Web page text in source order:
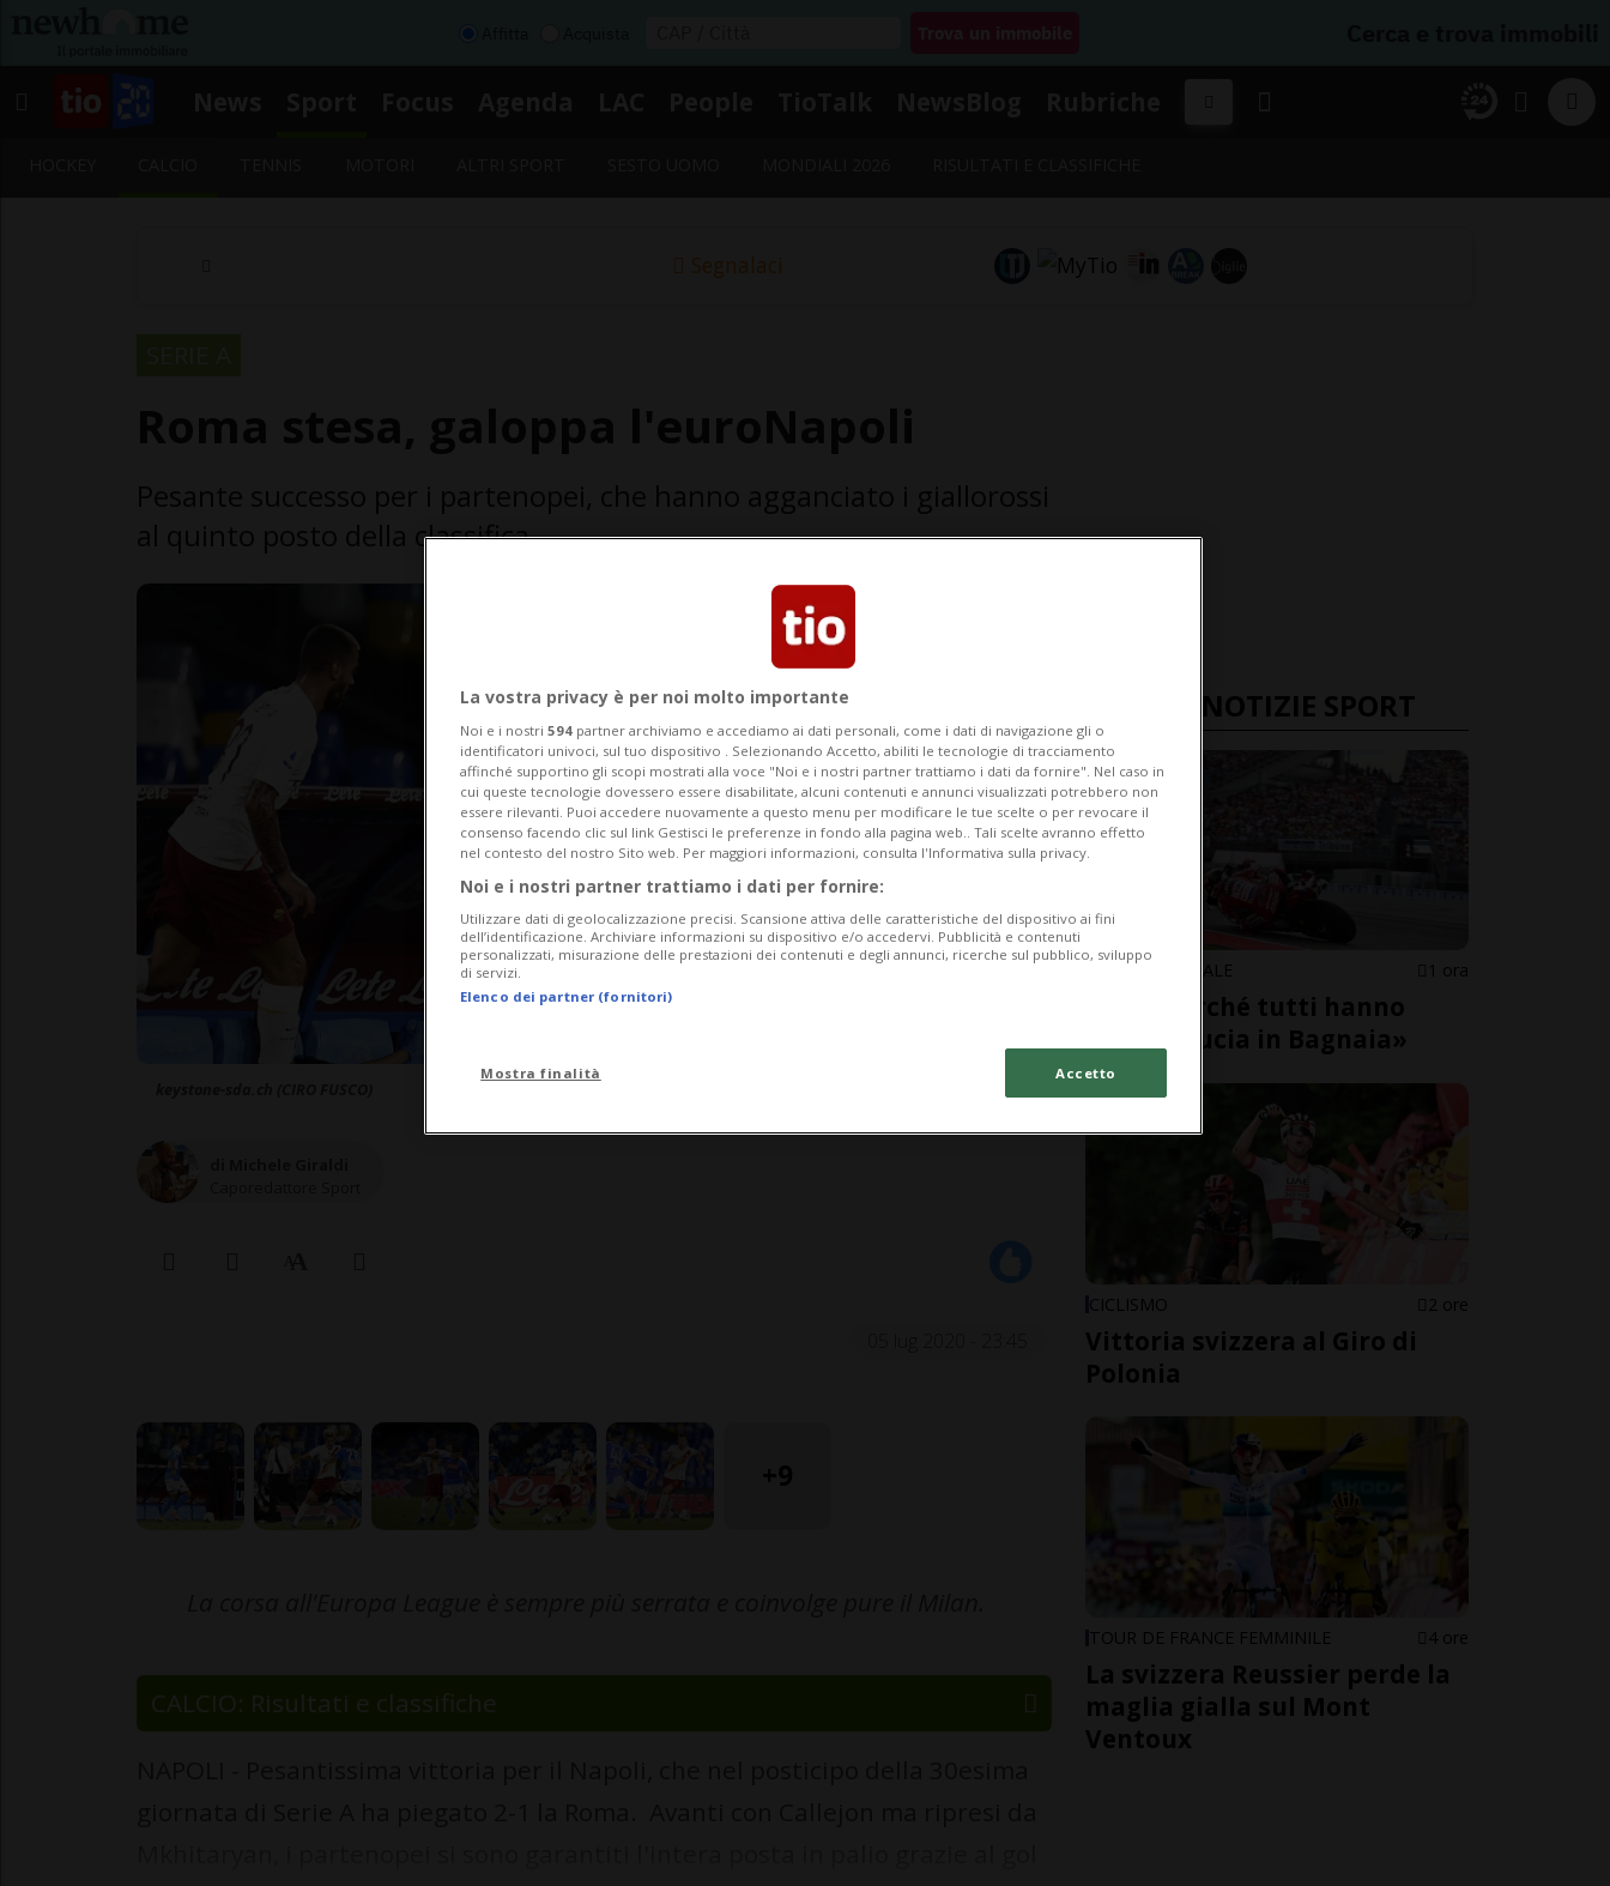
Segnalaci
al quinto posto della classifica.
CALCIO: Risultati e classifiche
ULTIME NOTIZIE SPORT
MOTOMONDIALE 1 ora
«Ecco perché tutti hanno
perso fiducia in Bagnaia»
CICLISMO 2 ore
Vittoria svizzera al Giro di
Polonia
TOUR DE FRANCE FEMMINILE 4 ore
La svizzera Reussier perde la
maglia gialla sul Mont
Ventoux
La vostra privacy è per noi molto importante
Noi e i nostri 594 partner archiviamo e accediamo ai dati personali, come i dati di navigazione gli o
identificatori univoci, sul tuo dispositivo . Selezionando Accetto, abiliti le tecnologie di tracciamento
affinché supportino gli scopi mostrati alla voce "Noi e i nostri partner trattiamo i dati da fornire". Nel caso in
cui queste tecnologie dovessero essere disabilitate, alcuni contenuti e annunci visualizzati potrebbero non
essere rilevanti. Puoi accedere nuovamente a questo menu per modificare le tue scelte o per revocare il
consenso facendo clic sul link Gestisci le preferenze in fondo alla pagina web.. Tali scelte avranno effetto
nel contesto del nostro Sito web. Per maggiori informazioni, consulta l'Informativa sulla privacy.
Noi e i nostri partner trattiamo i dati per fornire:
Utilizzare dati di geolocalizzazione precisi. Scansione attiva delle caratteristiche del dispositivo ai fini
dell’identificazione. Archiviare informazioni su dispositivo e/o accedervi. Pubblicità e contenuti
personalizzati, misurazione delle prestazioni dei contenuti e degli annunci, ricerche sul pubblico, sviluppo
di servizi.
Elenco dei partner (fornitori)
Mostra finalità Accetto